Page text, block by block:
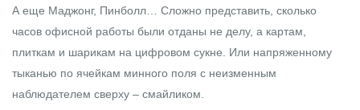
А еще Маджонг, Пинболл… Сложно представить, сколько
часов офисной работы были отданы не делу, а картам,
плиткам и шарикам на цифровом сукне. Или напряженному
тыканью по ячейкам минного поля с неизменным
наблюдателем сверху – смайликом.